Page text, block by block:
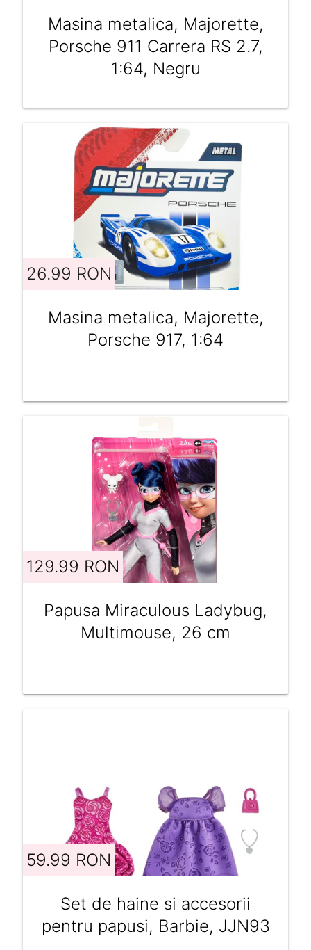
Masina metalica, Majorette,
Porsche 911 Carrera RS 2.7,
1:64, Negru
26.99 RON
Masina metalica, Majorette,
Porsche 917, 1:64
129.99 RON
Papusa Miraculous Ladybug,
Multimouse, 26 cm
59.99 RON
Set de haine si accesorii
pentru papusi, Barbie, JJN93